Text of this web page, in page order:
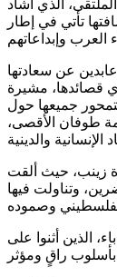
الذي أشاد
تأتي في إطار
عن سعادتها
قصائدها، مشيرة
41 نصًا شعريًا تتمحور جميعها حول
طوفان الأقصى،
زينب، حيث ألقت
وتناولت فيها
الذين أثنوا على